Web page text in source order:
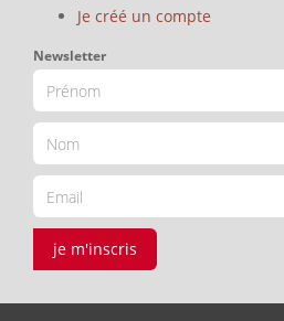
Je créé un compte
Newsletter
je m'inscris